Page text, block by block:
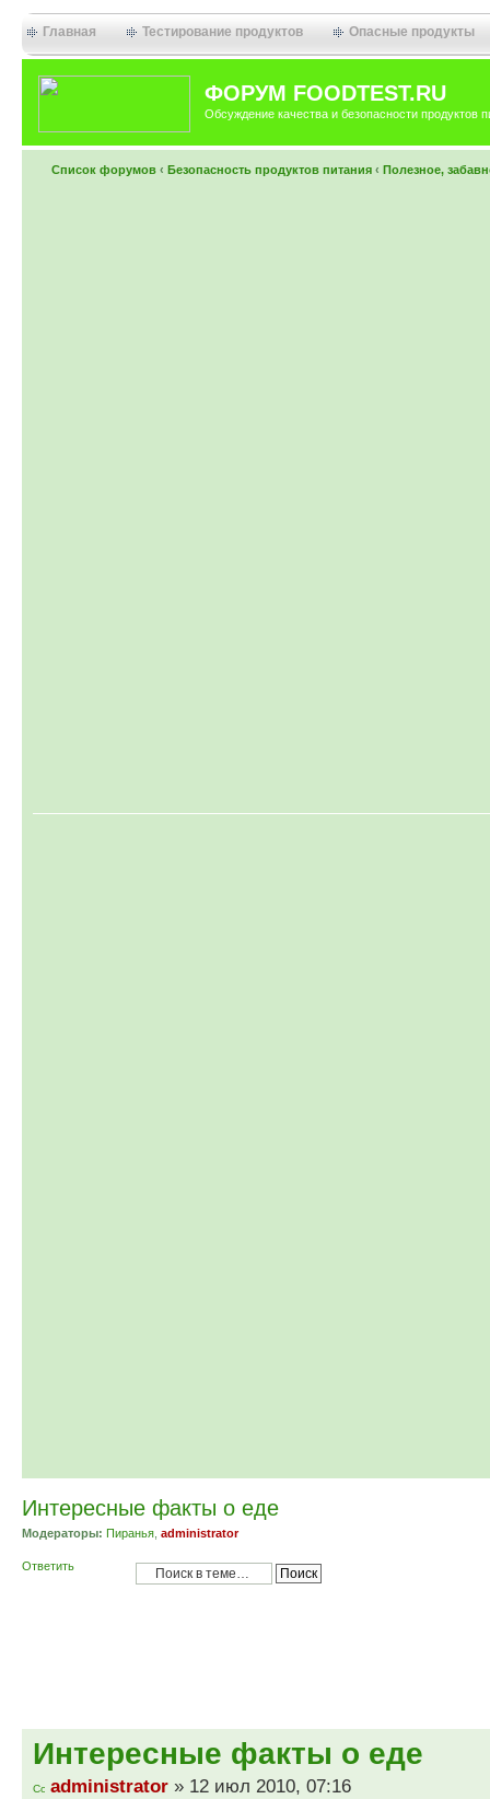
Главная Тестирование продуктов Опасные продукты
ФОРУМ FOODTEST.RU
Обсуждение качества и безопасности продуктов
Список форумов ‹ Безопасность продуктов питания ‹ Полезное,
Интересные факты о еде
Модераторы: Пиранья, administrator
Ответить
Интересные факты о еде
administrator » 12 июл 2010, 07:16